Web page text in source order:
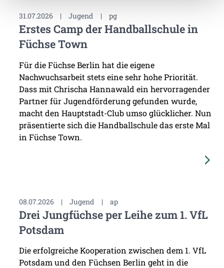
31.07.2026 | Jugend | pg
Erstes Camp der Handballschule in
Füchse Town
Für die Füchse Berlin hat die eigene
Nachwuchsarbeit stets eine sehr hohe Priorität.
Dass mit Chrischa Hannawald ein hervorragender
Partner für Jugendförderung gefunden wurde,
macht den Hauptstadt-Club umso glücklicher. Nun
präsentierte sich die Handballschule das erste Mal
in Füchse Town.
08.07.2026 | Jugend | ap
Drei Jungfüchse per Leihe zum 1. VfL
Potsdam
Die erfolgreiche Kooperation zwischen dem 1. VfL
Potsdam und den Füchsen Berlin geht in die